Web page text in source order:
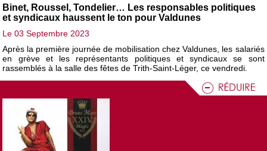
Binet, Roussel, Tondelier… Les responsables politiques
et syndicaux haussent le ton pour Valdunes
Le 03 Septembre 2023
Après la première journée de mobilisation chez Valdunes, les salariés
en grève et les représentants politiques et syndicaux se sont
rassemblés à la salle des fêtes de Trith-Saint-Léger, ce vendredi.
Camaïeu : fermeture définitive pour l'enseigne de prêt-à-
porter nordiste
Le 30 Septembre 2022